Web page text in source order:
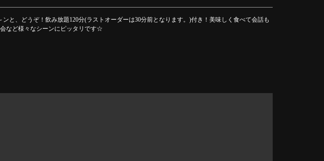
ンと、どうぞ！飲み放題120分(ラストオーダーは30分前となります。)付き！美味しく食べて会話も
など様々なシーンにピッタリです☆